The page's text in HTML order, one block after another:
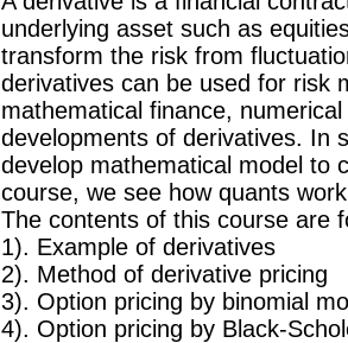
underlying asset such as
transform the risk from
derivatives can be used for risk
mathematical finance,
developments of derivatives. In
develop mathematical model to
course, we see how quants
The contents of this course are
1). Example of derivatives
2). Method of derivative pricing
3). Option pricing by binomial
4). Option pricing by Black-